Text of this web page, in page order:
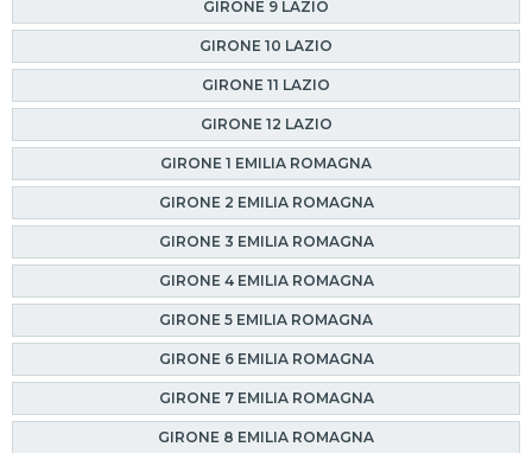
GIRONE 9 LAZIO
GIRONE 10 LAZIO
GIRONE 11 LAZIO
GIRONE 12 LAZIO
GIRONE 1 EMILIA ROMAGNA
GIRONE 2 EMILIA ROMAGNA
GIRONE 3 EMILIA ROMAGNA
GIRONE 4 EMILIA ROMAGNA
GIRONE 5 EMILIA ROMAGNA
GIRONE 6 EMILIA ROMAGNA
GIRONE 7 EMILIA ROMAGNA
GIRONE 8 EMILIA ROMAGNA